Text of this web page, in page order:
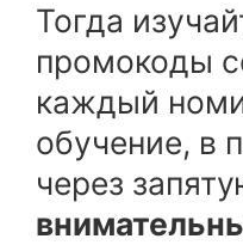
Тогда
промокоды
каждый
обучение, в
через